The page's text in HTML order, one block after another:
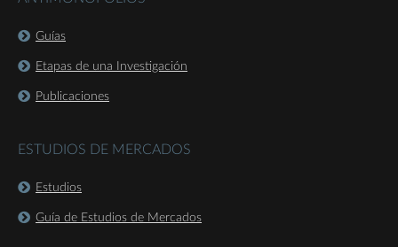
Guías
Etapas de una Investigación
Publicaciones
ESTUDIOS DE MERCADOS
Estudios
Guía de Estudios de Mercados